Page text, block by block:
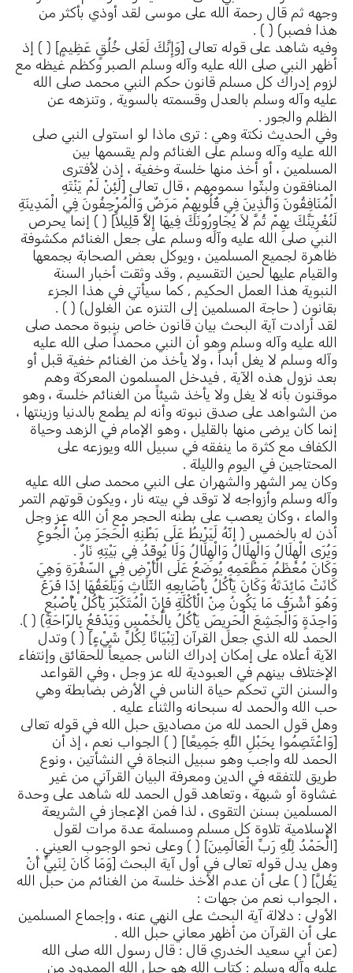
وجهه ثم قال رحمة الله على موسى لقد أوذي بأكثر من
هذا فصبر) ( ) .
وفيه شاهد على قوله تعالى [وَإِنَّكَ لَعَلى خُلُقٍ عَظِيمٍ] ( ) إذ
أظهر النبي صلى الله عليه وآله وسلم الصبر وكظم غيظه مع
لزوم إدراك كل مسلم قانون حكم النبي محمد صلى الله
عليه وآله وسلم بالعدل وقسمته بالسوية , وتنزهه عن
الظلم والجور .
وفي الحديث نكتة وهي : ترى ماذا لو استولى النبي صلى
الله عليه وآله وسلم على الغنائم ولم يقسمها بين
المسلمين ، أو أخذ منها خلسة وخفية ، إذن لأفترى
المنافقون ولبثّوا سمومهم ، قال تعالى [لَئِنْ لَمْ يَنْتَهِ
الْمُنَافِقُونَ وَالَّذِينَ فِي قُلُوبِهِمْ مَرَضٌ وَالْمُرْجِفُونَ فِي الْمَدِينَةِ
لَنُغْرِيَنَّكَ بِهِمْ ثُمَّ لاَ يُجَاوِرُونَكَ فِيهَا إِلاَّ قَلِيلاً] ( ) إنما يحرص
النبي صلى الله عليه وآله وسلم على جعل الغنائم مكشوفة
ظاهرة لجميع المسلمين ، ويوكل بعض الصحابة بجمعها
والقيام عليها لحين التقسيم , وقد وثقت أخبار السنة
النبوية هذا العمل الحكيم , كما سيأتي في هذا الجزء
بقانون ( حاجة المسلمين إلى التنزه عن الغلول) ( ) .
لقد أرادت آية البحث بيان قانون خاص بنبوة محمد صلى
الله عليه وآله وسلم وهو أن النبي محمداً صلى الله عليه
وآله وسلم لا يغل أبداً ، ولا يأخذ من الغنائم خفية قبل أو
بعد نزول هذه الآية , فيدخل المسلمون المعركة وهم
موقنون بأنه لا يغل ولا يأخذ شيئاً من الغنائم خلسة ، وهو
من الشواهد على صدق نبوته وأنه لم يطمع بالدنيا وزينتها ،
إنما كان يرضى منها بالقليل ، وهو الإمام في الزهد وحياة
الكفاف مع كثرة ما ينفقه في سبيل الله ويوزعه على
المحتاجين في اليوم والليلة .
وكان يمر الشهر والشهران على النبي محمد صلى الله عليه
وآله وسلم وأزواجه لا توقد في بيته نار ، ويكون قوتهم التمر
والماء ، وكان يعصب على بطنه الحجر مع أن الله عز وجل
أذن له بالخمس ( إنّهُ لَيَرْبِطُ عَلَى بَطْنِهِ الْحَجَرَ مِنْ الْجُوعِ
وَيُرَى الْهِلَالُ وَالْهِلَالُ وَالْهِلَالُ وَلَا يُوقَدُ فِي بَيْتِهِ نَارٌ .
وَكَانَ مُعْظَمُ مَطْعَمِهِ يُوضَعُ عَلَى الْأَرْضِ فِي السّفْرَةِ وَهِيَ
كَانَتْ مَائِدَتَهُ وَكَانَ يَأْكُلُ بِأَصَابِعِهِ الثّلَاثِ وَيَلْعَقُهَا إذَا فَرَغَ
وَهُوَ أَشْرَفُ مَا يَكُونُ مِنْ الْأَكْلَةِ فَإِنّ الْمُتَكَبّرَ يَأْكُلُ بِأُصْبُعٍ
وَاحِدَةٍ وَالْجَشِعَ الْحَرِيصَ يَأْكُلُ بِالْخَمْسِ وَيَدْفَعُ بِالرّاحَةِ) ( ).
الحمد لله الذي جعل القرآن [تِبْيَانًا لِكُلِّ شَيْءٍ] ( ) وتدل
الآية أعلاه على إمكان إدراك الناس جميعاً للحقائق وإنتفاء
الإختلاف بينهم في العبودية لله عز وجل ، وفي القواعد
والسنن التي تحكم حياة الناس في الأرض بضابطة وهي
حب الله والحمد له سبحانه والثناء عليه .
وهل قول الحمد لله من مصاديق حبل الله في قوله تعالى
[وَاعْتَصِمُوا بِحَبْلِ اللَّهِ جَمِيعًا] ( ) الجواب نعم ، إذ أن
الحمد لله واجب وهو سبيل النجاة في النشأتين ، ونوع
طريق للتفقه في الدين ومعرفة البيان القرآني من غير
غشاوة أو شبهة ، وتعاهد قول الحمد لله شاهد على وحدة
المسلمين بسنن التقوى ، لذا فمن الإعجاز في الشريعة
الإسلامية تلاوة كل مسلم ومسلمة عدة مرات لقول
[الْحَمْدُ لِلَّهِ رَبِّ الْعَالَمِينَ] ( ) وعلى نحو الوجوب العيني .
وهل يدل قوله تعالى في أول آية البحث [وَمَا كَانَ لِنَبِيٍّ أَنْ
يَغُلَّ] ( ) على أن عدم الأخذ خلسة من الغنائم من حبل الله
، الجواب نعم من جهات :
الأولى : دلالة آية البحث على النهي عنه ، وإجماع المسلمين
على أن القرآن من أظهر معاني حبل الله .
(عن أبي سعيد الخدري قال : قال رسول الله صلى الله
عليه وآله وسلم : كتاب الله هو حبل الله الممدود من